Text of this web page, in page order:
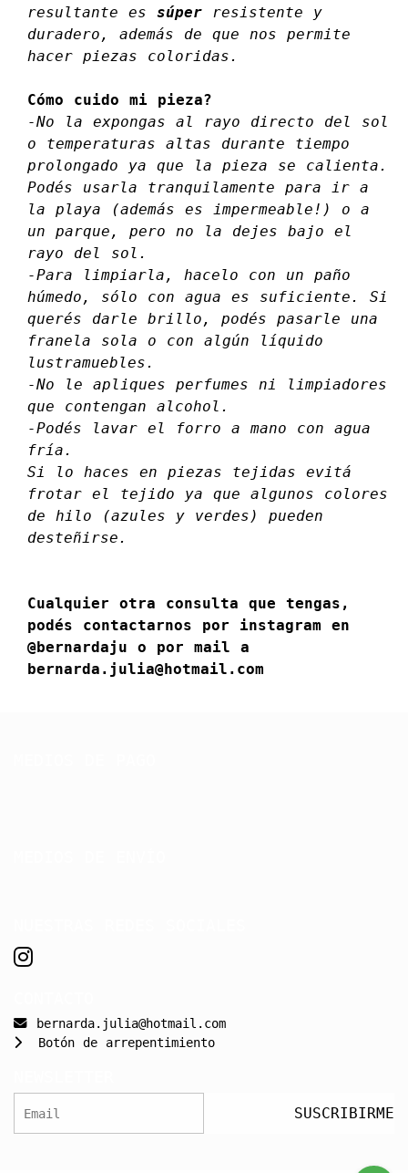
resultante es súper resistente y
duradero, además de que nos permite
hacer piezas coloridas.
Cómo cuido mi pieza?
-No la expongas al rayo directo del sol
o temperaturas altas durante tiempo
prolongado ya que la pieza se calienta.
Podés usarla tranquilamente para ir a
la playa (además es impermeable!) o a
un parque, pero no la dejes bajo el
rayo del sol.
-Para limpiarla, hacelo con un paño
húmedo, sólo con agua es suficiente. Si
querés darle brillo, podés pasarle una
franela sola o con algún líquido
lustramuebles.
-No le apliques perfumes ni limpiadores
que contengan alcohol.
-Podés lavar el forro a mano con agua
fría.
Si lo haces en piezas tejidas evitá
frotar el tejido ya que algunos colores
de hilo (azules y verdes) pueden
desteñirse.
Cualquier otra consulta que tengas,
podés contactarnos por instagram en
@bernardaju o por mail a
bernarda.julia@hotmail.com
bernarda.julia@hotmail.com
Botón de arrepentimiento
SUSCRIBIRME